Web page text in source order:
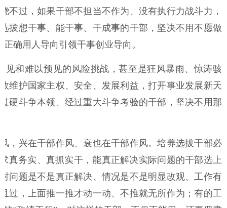
过，如果干部不担当不作为、没有执行力战斗力，
拔想干事、能干事、干成事的干部，坚决不用不愿做
确用人导向引领干事创业导向。
和难以预见的风险挑战，甚至是狂风暴雨、惊涛骇
维护国家主权、安全、发展利益，打开事业发展新天
硬斗争本领、经过重大斗争考验的干部，坚决不用那
兴在干部作风、衰也在干部作风。培养选拔干部必
真务实、真抓实干，能真正解决实际问题的干部选上
问题是不是真正解决、情况是不是明显改观、工作有
过，上面推一推才动一动、不推就无所作为；有的工